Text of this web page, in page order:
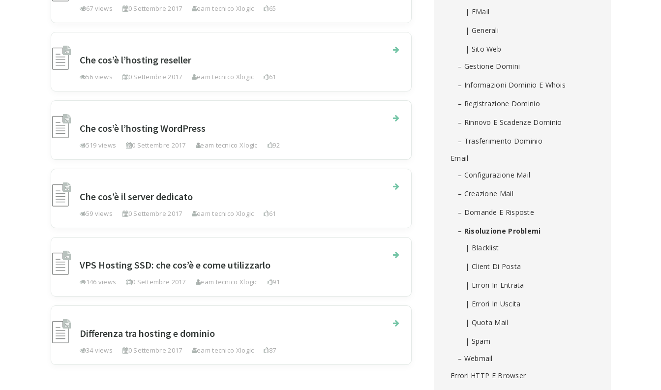
867 views 20 Settembre 2017 Team tecnico Xlogic 165
Che cos’è l’hosting reseller
656 views 20 Settembre 2017 Team tecnico Xlogic 161
Che cos’è l’hosting WordPress
1519 views 20 Settembre 2017 Team tecnico Xlogic 192
Che cos’è il server dedicato
459 views 20 Settembre 2017 Team tecnico Xlogic 161
VPS Hosting SSD: che cos’è e come utilizzarlo
1146 views 20 Settembre 2017 Team tecnico Xlogic 191
Differenza tra hosting e dominio
934 views 20 Settembre 2017 Team tecnico Xlogic 187
| EMail
| Generali
| Sito Web
– Gestione Domini
– Informazioni Dominio E Whois
– Registrazione Dominio
– Rinnovo E Scadenze Dominio
– Trasferimento Dominio
Email
– Configurazione Mail
– Creazione Mail
– Domande E Risposte
– Risoluzione Problemi
| Blacklist
| Client Di Posta
| Errori In Entrata
| Errori In Uscita
| Quota Mail
| Spam
– Webmail
Errori HTTP E Browser